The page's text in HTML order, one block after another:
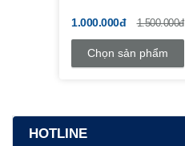
1.000.000đ 1.500.000đ
Chọn sản phẩm
HOTLINE